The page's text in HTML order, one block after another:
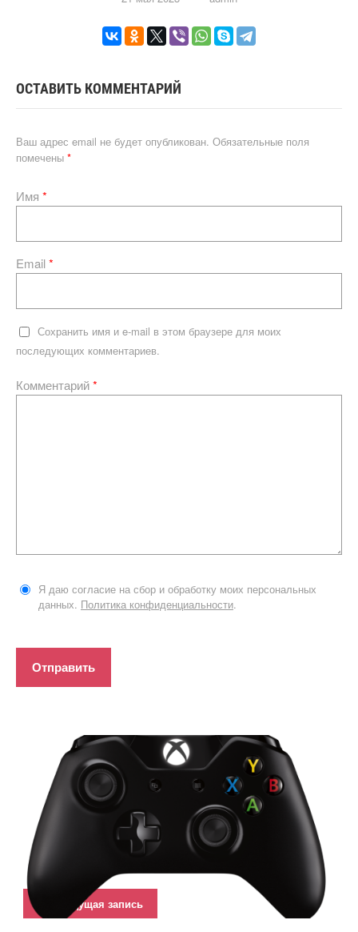
ОСТАВИТЬ КОММЕНТАРИЙ
Ваш адрес email не будет опубликован. Обязательные поля
помечены *
Имя *
Email*
Сохранить имя и e-mail в этом браузере для моих
последующих комментариев.
Комментарий*
Я даю согласие на сбор и обработку моих персональных
данных. Политика конфиденциальности.
Предыдущая запись